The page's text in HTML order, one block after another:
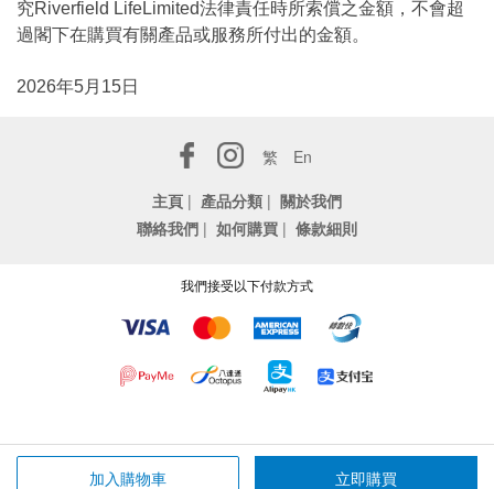
加入購物車 立即購買
究Riverfield LifeLimited法律責任時所索償之金額，不會超
過閣下在購買有關產品或服務所付出的金額。
2026年5月15日
繁
En
主頁 | 產品分類 | 關於我們
聯絡我們 | 如何購買 | 條款細則
我們接受以下付款方式